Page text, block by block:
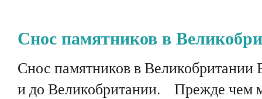
Снос памятников в
Снос памятников в
и до Великобритании. Прежде чем